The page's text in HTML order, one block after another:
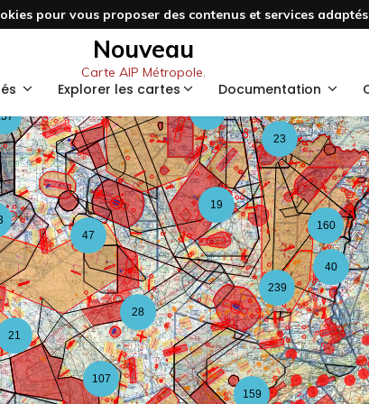
pour vous proposer des contenus et services
Nouveau
Carte AIP Métropole.
Explorer les cartes Documentation
59
159
107
47
28
19
40
23
160
3
21
239